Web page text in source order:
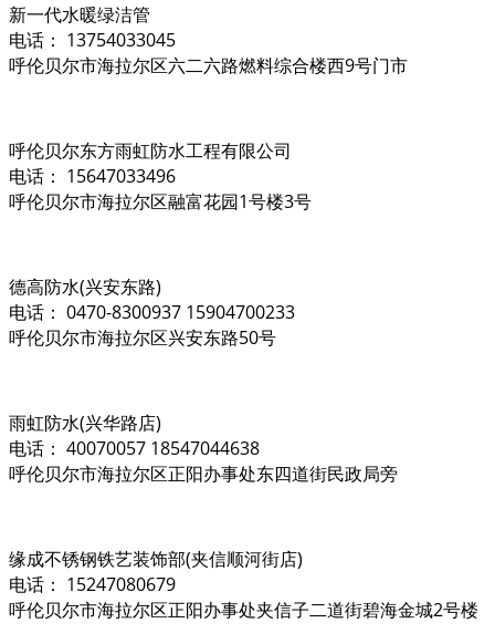
新一代水暖绿洁管
电话： 13754033045
呼伦贝尔市海拉尔区六二六路燃料综合楼西9号门市
呼伦贝尔东方雨虹防水工程有限公司
电话： 15647033496
呼伦贝尔市海拉尔区融富花园1号楼3号
德高防水(兴安东路)
电话： 0470-8300937 15904700233
呼伦贝尔市海拉尔区兴安东路50号
雨虹防水(兴华路店)
电话： 40070057 18547044638
呼伦贝尔市海拉尔区正阳办事处东四道街民政局旁
缘成不锈钢铁艺装饰部(夹信顺河街店)
电话： 15247080679
呼伦贝尔市海拉尔区正阳办事处夹信子二道街碧海金城2号楼